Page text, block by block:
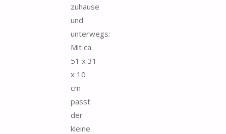
zuhause
und
unterwegs:
Mit ca.
51 x 31
x 10
cm
passt
der
kleine